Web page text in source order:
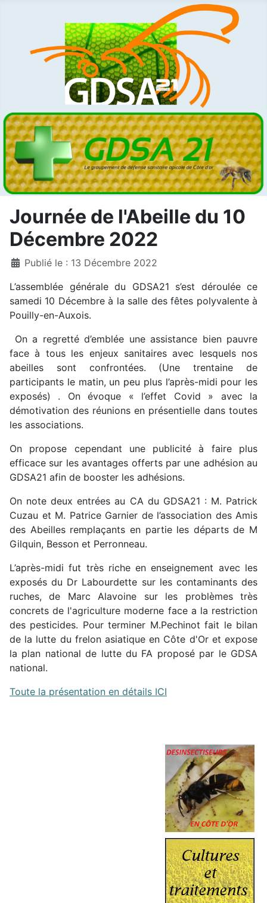
Journée de l'Abeille du 10
Décembre 2022
DétailsPublié le : 13 Décembre 2022
L’assemblée générale du GDSA21 s’est déroulée ce
samedi 10 Décembre à la salle des fêtes polyvalente à
Pouilly-en-Auxois.
On a regretté d’emblée une assistance bien pauvre
face à tous les enjeux sanitaires avec lesquels nos
abeilles sont confrontées. (Une trentaine de
participants le matin, un peu plus l’après-midi pour les
exposés) . On évoque « l’effet Covid » avec la
démotivation des réunions en présentielle dans toutes
les associations.
On propose cependant une publicité à faire plus
efficace sur les avantages offerts par une adhésion au
GDSA21 afin de booster les adhésions.
On note deux entrées au CA du GDSA21 : M. Patrick
Cuzau et M. Patrice Garnier de l’association des Amis
des Abeilles remplaçants en partie les départs de M
Gilquin, Besson et Perronneau.
L’après-midi fut très riche en enseignement avec les
exposés du Dr Labourdette sur les contaminants des
ruches, de Marc Alavoine sur les problèmes très
concrets de l'agriculture moderne face a la restriction
des pesticides. Pour terminer M.Pechinot fait le bilan
de la lutte du frelon asiatique en Côte d'Or et expose
la plan national de lutte du FA proposé par le GDSA
national.
Toute la présentation en détails ICI